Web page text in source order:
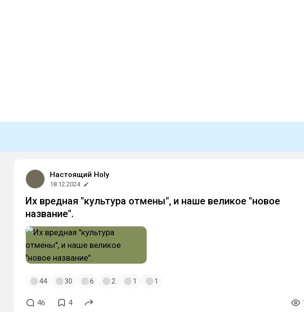
Настоящий Holy
18.12.2024
Их вредная "культура отмены", и наше великое "новое
название".
44 30 6 2 1 1
46 4